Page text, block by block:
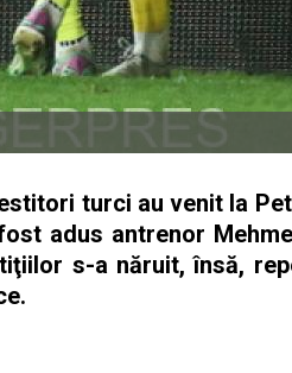
turci au venit la
adus antrenor
s-a năruit, însă,